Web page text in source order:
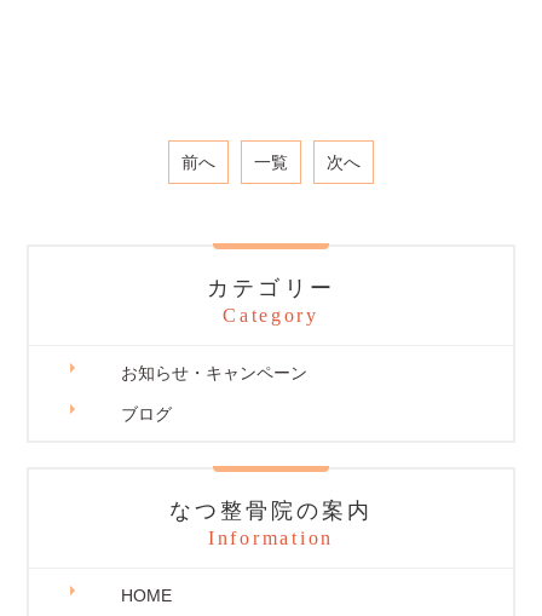
前へ 一覧 次へ
カテゴリー
Category
お知らせ・キャンペーン
ブログ
なつ整骨院の案内
Information
HOME